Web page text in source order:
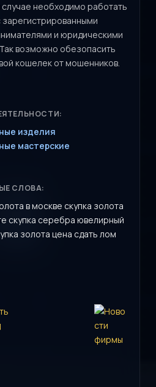
необходимо работать
зарегистрированными
и юридическими
возможно обезопасить
кошелек от мошенников.
изделия
мастерские
СЛОВА:
в москве скупка золота
скупка серебра ювелирный
золота цена сдать лом